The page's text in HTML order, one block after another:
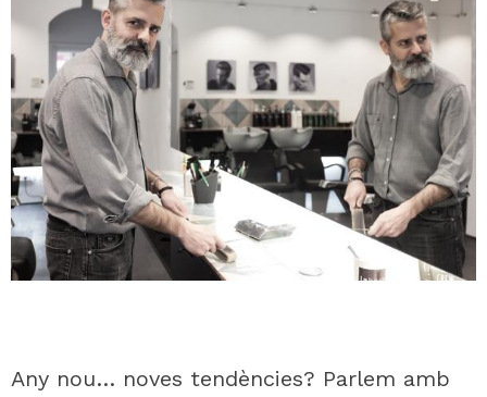
Any nou… noves tendències? Parlem amb